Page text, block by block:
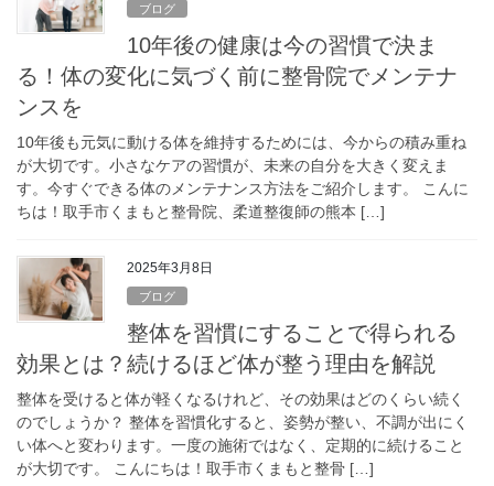
ブログ
10年後の健康は今の習慣で決ま
る！体の変化に気づく前に整骨院でメンテナ
ンスを
10年後も元気に動ける体を維持するためには、今からの積み重ね
が大切です。小さなケアの習慣が、未来の自分を大きく変えま
す。今すぐできる体のメンテナンス方法をご紹介します。 こんに
ちは！取手市くまもと整骨院、柔道整復師の熊本 […]
2025年3月8日
ブログ
整体を習慣にすることで得られる
効果とは？続けるほど体が整う理由を解説
整体を受けると体が軽くなるけれど、その効果はどのくらい続く
のでしょうか？ 整体を習慣化すると、姿勢が整い、不調が出にく
い体へと変わります。一度の施術ではなく、定期的に続けること
が大切です。 こんにちは！取手市くまもと整骨 […]